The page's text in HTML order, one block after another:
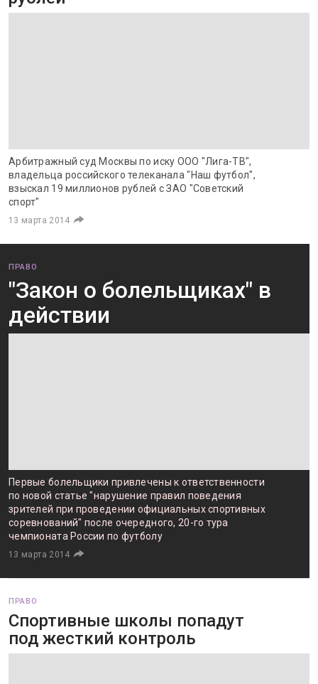
Арбитражный суд Москвы по иску ООО "Лига-ТВ",
владельца российского телеканала "Наш футбол",
взыскал 19 миллионов рублей с ЗАО "Советский
спорт"
13 марта 2014
ПРАВО
"Закон о болельщиках" в
действии
Первые болельщики привлечены к ответственности
по новой статье "нарушение правил поведения
зрителей при проведении официальных спортивных
соревнований" после очередного, 20-го тура
чемпионата России по футболу
13 марта 2014
ПРАВО
Спортивные школы попадут
под жесткий контроль